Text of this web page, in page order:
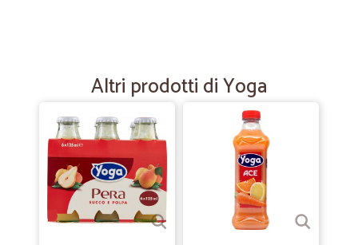
procurarmi la spesa. Mi sono imbattuta in Cicalia ed è stato un colpo
di fulmine. C'è tutto ciò di cui si può avere bisogno, scelta, qualità e
convenienza. La spesa viene consegnata velocemente e molto ben
imballata, inoltre viaggia su furgoni refrigerati. Gentilissimi i corrieri e
l'assistenza clienti. Grazie davvero di esistere, mi avete salvata
—Claudia B.
Spesa settimanale
Altri prodotti di Yoga